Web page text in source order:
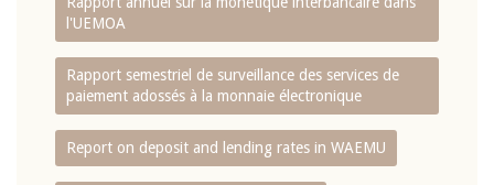
l'UEMOA
Rapport semestriel de surveillance des services de
paiement adossés à la monnaie électronique
Report on deposit and lending rates in WAEMU